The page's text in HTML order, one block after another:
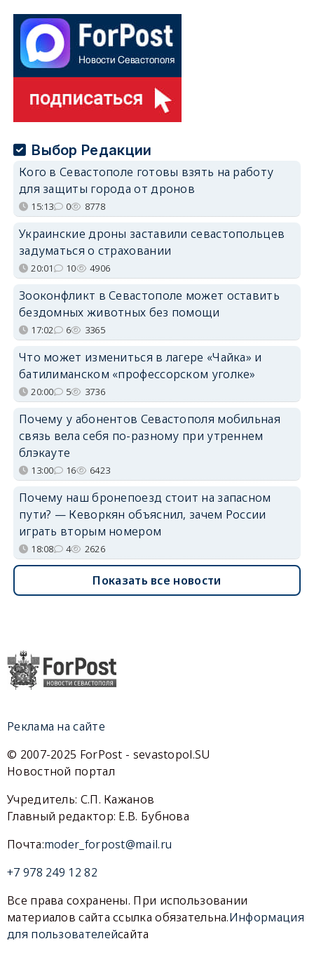
Выбор Редакции
Кого в Севастополе готовы взять на работу
для защиты города от дронов
15:13 0 8778
Украинские дроны заставили севастопольцев
задуматься о страховании
20:01 10 4906
Зооконфликт в Севастополе может оставить
бездомных животных без помощи
17:02 6 3365
Что может измениться в лагере «Чайка» и
батилиманском «профессорском уголке»
20:00 5 3736
Почему у абонентов Севастополя мобильная
связь вела себя по-разному при утреннем
блэкауте
13:00 16 6423
Почему наш бронепоезд стоит на запасном
пути? — Кеворкян объяснил, зачем России
играть вторым номером
18:08 4 2626
Показать все новости
Реклама на сайте
© 2007-2025 ForPost - sevastopol.SU
Новостной портал
Учредитель: С.П. Кажанов
Главный редактор: Е.В. Бубнова
Почта:moder_forpost@mail.ru
+7 978 249 12 82
Все права сохранены. При использовании
материалов сайта ссылка обязательна.Информация
для пользователейсайта